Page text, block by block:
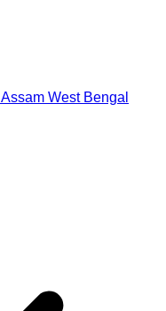
Assam West Bengal